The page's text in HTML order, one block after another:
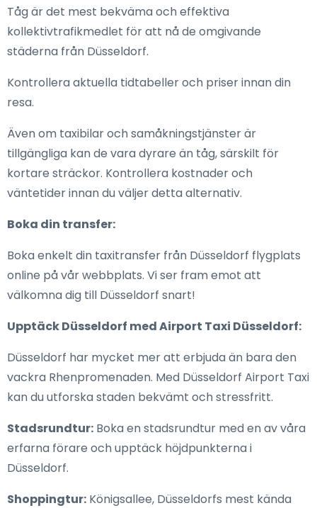
Tåg är det mest bekväma och effektiva
kollektivtrafikmedlet för att nå de omgivande
städerna från Düsseldorf.
Kontrollera aktuella tidtabeller och priser innan din
resa.
Även om taxibilar och samåkningstjänster är
tillgängliga kan de vara dyrare än tåg, särskilt för
kortare sträckor. Kontrollera kostnader och
väntetider innan du väljer detta alternativ.
Boka din transfer:
Boka enkelt din taxitransfer från Düsseldorf flygplats
online på vår webbplats. Vi ser fram emot att
välkomna dig till Düsseldorf snart!
Upptäck Düsseldorf med Airport Taxi Düsseldorf:
Düsseldorf har mycket mer att erbjuda än bara den
vackra Rhenpromenaden. Med Düsseldorf Airport Taxi
kan du utforska staden bekvämt och stressfritt.
Stadsrundtur: Boka en stadsrundtur med en av våra
erfarna förare och upptäck höjdpunkterna i
Düsseldorf.
Shoppingtur: Königsallee, Düsseldorfs mest kända